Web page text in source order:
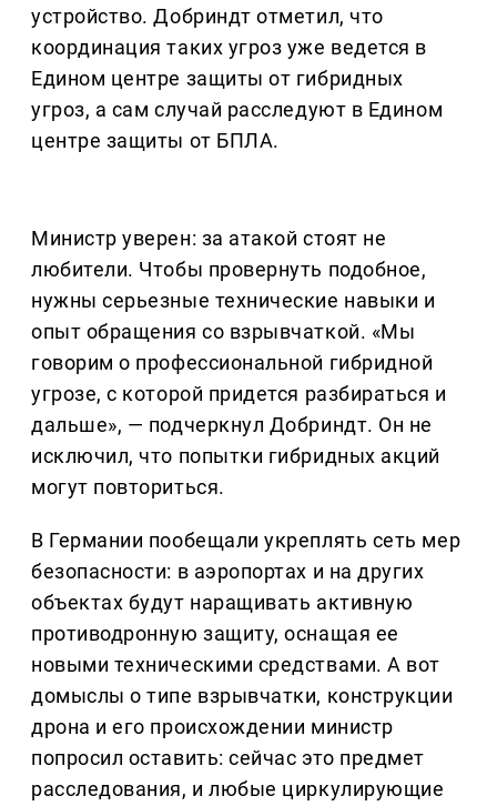
устройство. Добриндт отметил, что
координация таких угроз уже ведется в
Едином центре защиты от гибридных
угроз, а сам случай расследуют в Едином
центре защиты от БПЛА.
Министр уверен: за атакой стоят не
любители. Чтобы провернуть подобное,
нужны серьезные технические навыки и
опыт обращения со взрывчаткой. «Мы
говорим о профессиональной гибридной
угрозе, с которой придется разбираться и
дальше», — подчеркнул Добриндт. Он не
исключил, что попытки гибридных акций
могут повториться.
В Германии пообещали укреплять сеть мер
безопасности: в аэропортах и на других
объектах будут наращивать активную
противодронную защиту, оснащая ее
новыми техническими средствами. А вот
домыслы о типе взрывчатки, конструкции
дрона и его происхождении министр
попросил оставить: сейчас это предмет
расследования, и любые циркулирующие